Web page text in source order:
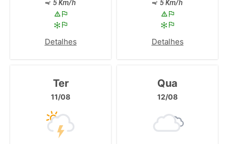
5 Km/h
Detalhes
5 Km/h
Detalhes
Ter
11/08
Qua
12/08